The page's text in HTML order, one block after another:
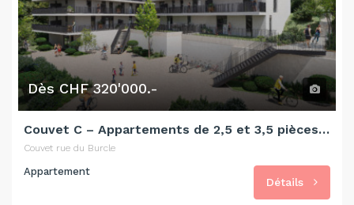
Dès CHF 320'000.-
Couvet C – Appartements de 2,5 et 3,5 pièces en cours de construction
Couvet rue du Burcle
Appartement
Détails